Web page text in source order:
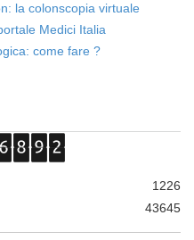
la colonscopia virtuale
Medici Italia
come fare ?
1226
43645